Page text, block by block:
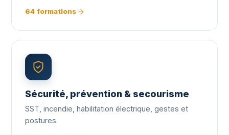
64 formations
Sécurité, prévention & secourisme
SST, incendie, habilitation électrique, gestes et
postures.